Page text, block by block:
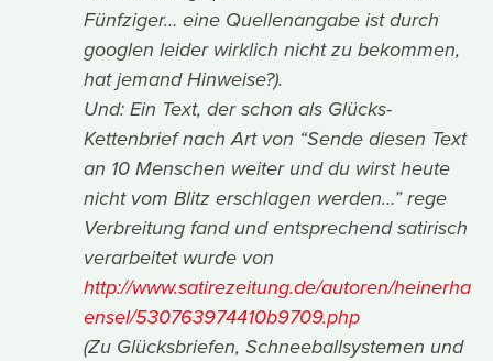
Fünfziger… eine Quellenangabe ist durch
googlen leider wirklich nicht zu bekommen,
hat jemand Hinweise?).
Und: Ein Text, der schon als Glücks-
Kettenbrief nach Art von “Sende diesen Text
an 10 Menschen weiter und du wirst heute
nicht vom Blitz erschlagen werden…” rege
Verbreitung fand und entsprechend satirisch
verarbeitet wurde von
http://www.satirezeitung.de/autoren/heinerha
ensel/530763974410b9709.php
(Zu Glücksbriefen, Schneeballsystemen und